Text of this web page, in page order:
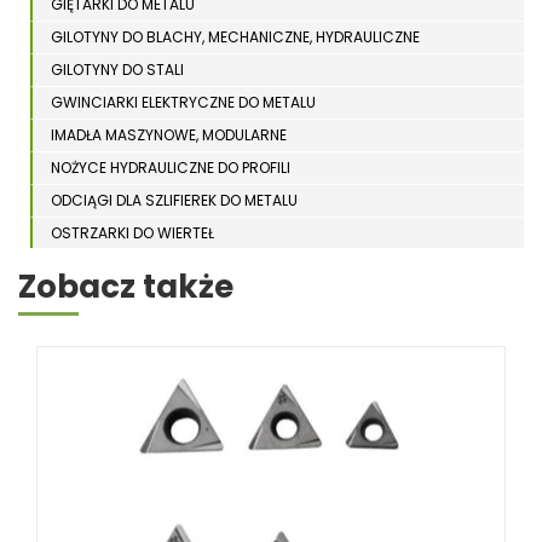
GIĘTARKI DO METALU
GILOTYNY DO BLACHY, MECHANICZNE, HYDRAULICZNE
GILOTYNY DO STALI
GWINCIARKI ELEKTRYCZNE DO METALU
IMADŁA MASZYNOWE, MODULARNE
NOŻYCE HYDRAULICZNE DO PROFILI
ODCIĄGI DLA SZLIFIEREK DO METALU
OSTRZARKI DO WIERTEŁ
PIŁY TAŚMOWE DO METALU
Zobacz także